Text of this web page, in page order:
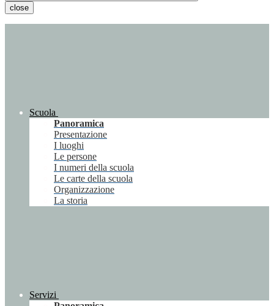
close
Scuola
Panoramica
Presentazione
I luoghi
Le persone
I numeri della scuola
Le carte della scuola
Organizzazione
La storia
Servizi